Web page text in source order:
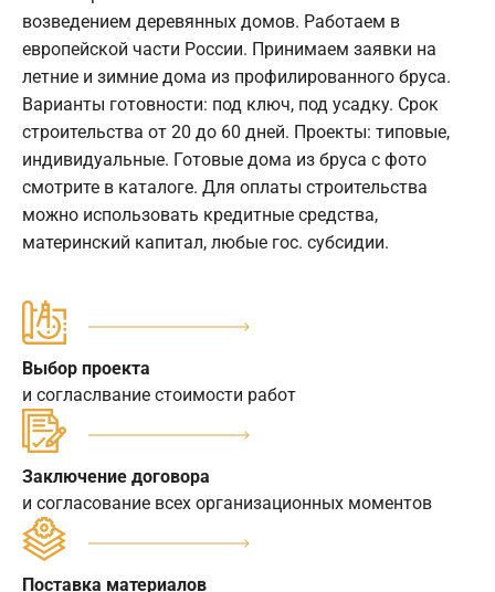
возведением деревянных домов. Работаем в
европейской части России. Принимаем заявки на
летние и зимние дома из профилированного бруса.
Варианты готовности: под ключ, под усадку. Срок
строительства от 20 до 60 дней. Проекты: типовые,
индивидуальные. Готовые дома из бруса с фото
смотрите в каталоге. Для оплаты строительства
можно использовать кредитные средства,
материнский капитал, любые гос. субсидии.
Выбор проекта
и согласлвание стоимости работ
Заключение договора
и согласование всех организационных моментов
Поставка материалов